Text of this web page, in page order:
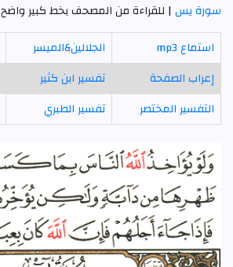
سورة يس| للقراءة من المصحف بخط كبير واضح
استماع mp3
الجلالين&الميسر
إعراب الصفحة
تفسير ابن كثير
التفسير المختصر
تفسير الطبري